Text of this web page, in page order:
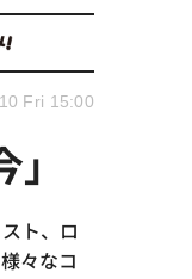
ト、ロ
々なコ
Fri 15:00